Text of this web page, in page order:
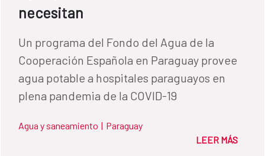
necesitan
Un programa del Fondo del Agua de la
Cooperación Española en Paraguay provee
agua potable a hospitales paraguayos en
plena pandemia de la COVID-19
Agua y saneamiento | Paraguay
LEER MÁS